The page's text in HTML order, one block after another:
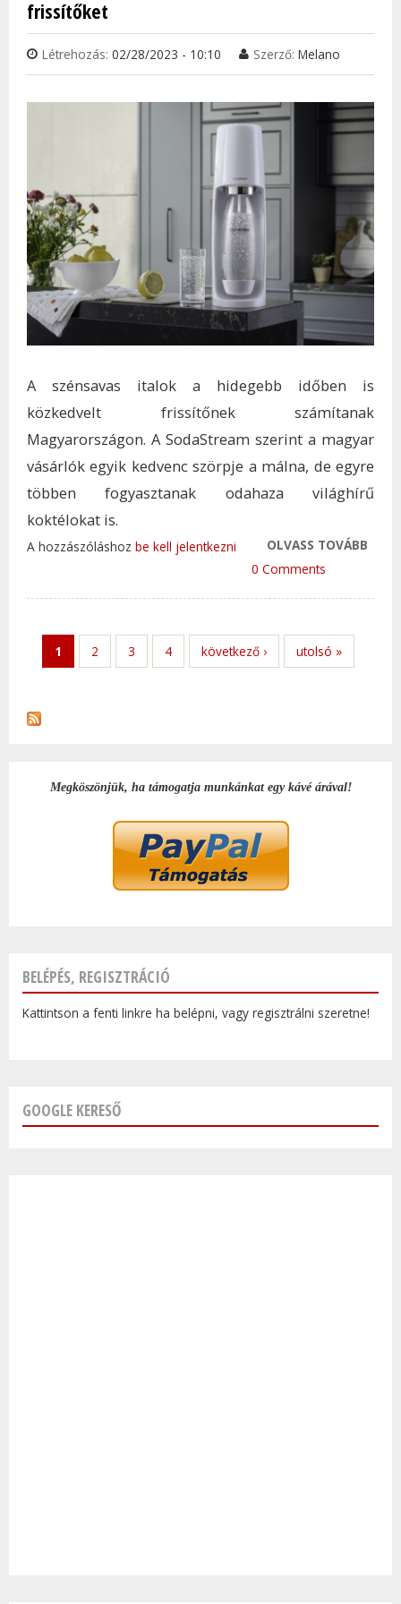
frissítőket
Létrehozás: 02/28/2023 - 10:10 Szerző: Melano
A szénsavas italok a hidegebb időben is
közkedvelt frissítőnek számítanak
Magyarországon. A SodaStream szerint a magyar
vásárlók egyik kedvenc szörpje a málna, de egyre
többen fogyasztanak odahaza világhírű
koktélokat is.
OLVASS TOVÁBB
A hozzászóláshoz be kell jelentkezni
0 Comments
1 2 3 4 következő › utolsó »
Megköszönjük, ha támogatja munkánkat egy kávé árával!
BELÉPÉS, REGISZTRÁCIÓ
Kattintson a fenti linkre ha belépni, vagy regisztrálni szeretne!
GOOGLE KERESŐ